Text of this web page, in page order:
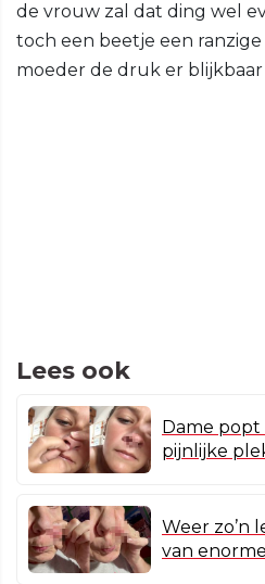
de vrouw zal dat ding wel
toch een beetje een
moeder de druk er
Lees ook
Dame
pijnlijke
Weer zo’n
van